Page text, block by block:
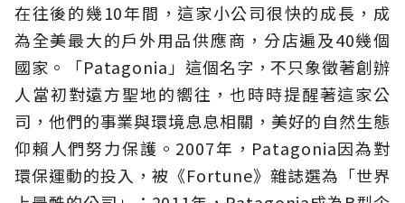
在往後的幾10年間，這家小公司很快的成長，成
為全美最大的戶外用品供應商，分店遍及40幾個
國家。「Patagonia」這個名字，不只象徵著創辦
人當初對遠方聖地的嚮往，也時時提醒著這家公
司，他們的事業與環境息息相關，美好的自然生態
仰賴人們努力保護。2007年，Patagonia因為對
環保運動的投入，被《Fortune》雜誌選為「世界